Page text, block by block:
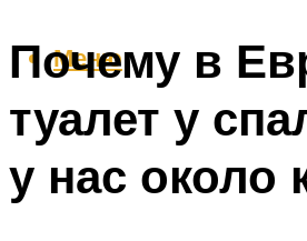
Меню
Почему в
туалет у
у нас около